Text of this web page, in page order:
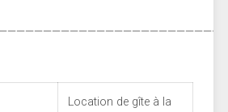
Location de gîte à la